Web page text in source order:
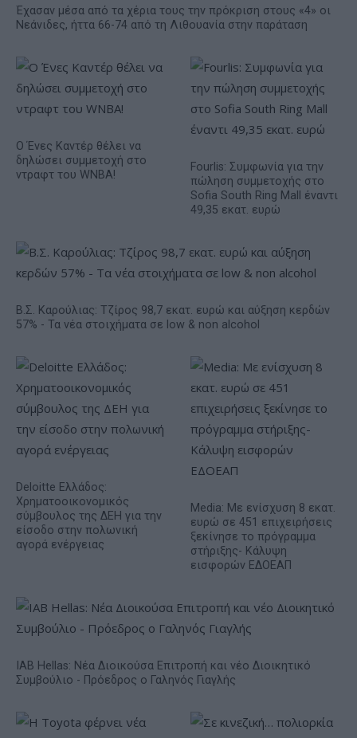
Έχασαν μέσα από τα χέρια τους την πρόκριση στους «4» οι
Νεάνιδες, ήττα 66-74 από τη Λιθουανία στην παράταση
Ο Ένες Καντέρ θέλει να
δηλώσει συμμετοχή στο
ντραφτ του WNBA!
Fourlis: Συμφωνία για την
πώληση συμμετοχής στο
Sofia South Ring Mall έναντι
49,35 εκατ. ευρώ
Β.Σ. Καρούλιας: Τζίρος 98,7 εκατ. ευρώ και αύξηση κερδών
57% - Τα νέα στοιχήματα σε low & non alcohol
Deloitte Ελλάδος:
Χρηματοοικονομικός
σύμβουλος της ΔΕΗ για την
είσοδο στην πολωνική
αγορά ενέργειας
Media: Με ενίσχυση 8 εκατ.
ευρώ σε 451 επιχειρήσεις
ξεκίνησε το πρόγραμμα
στήριξης- Κάλυψη
εισφορών ΕΔΟΕΑΠ
IAB Hellas: Νέα Διοικούσα Επιτροπή και νέο Διοικητικό
Συμβούλιο - Πρόεδρος ο Γαληνός Γιαγλής